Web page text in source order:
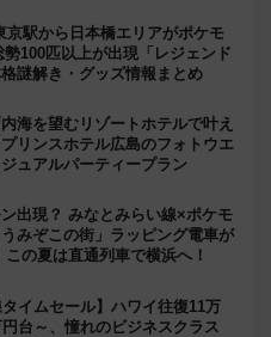
京駅から日本橋エリアがポケモ
100匹以上が出現「レジェンド
謎解き・グッズ情報まとめ
内海を望むリゾートホテルで叶え
リンスホテル広島のフォトウエ
ュアルパーティープラン
出現？ みなとみらい線×ポケモ
みぞこの街」ラッピング電車が
の夏は直通列車で横浜へ！
タイムセール】ハワイ往復11万
台～、憧れのビジネスクラス